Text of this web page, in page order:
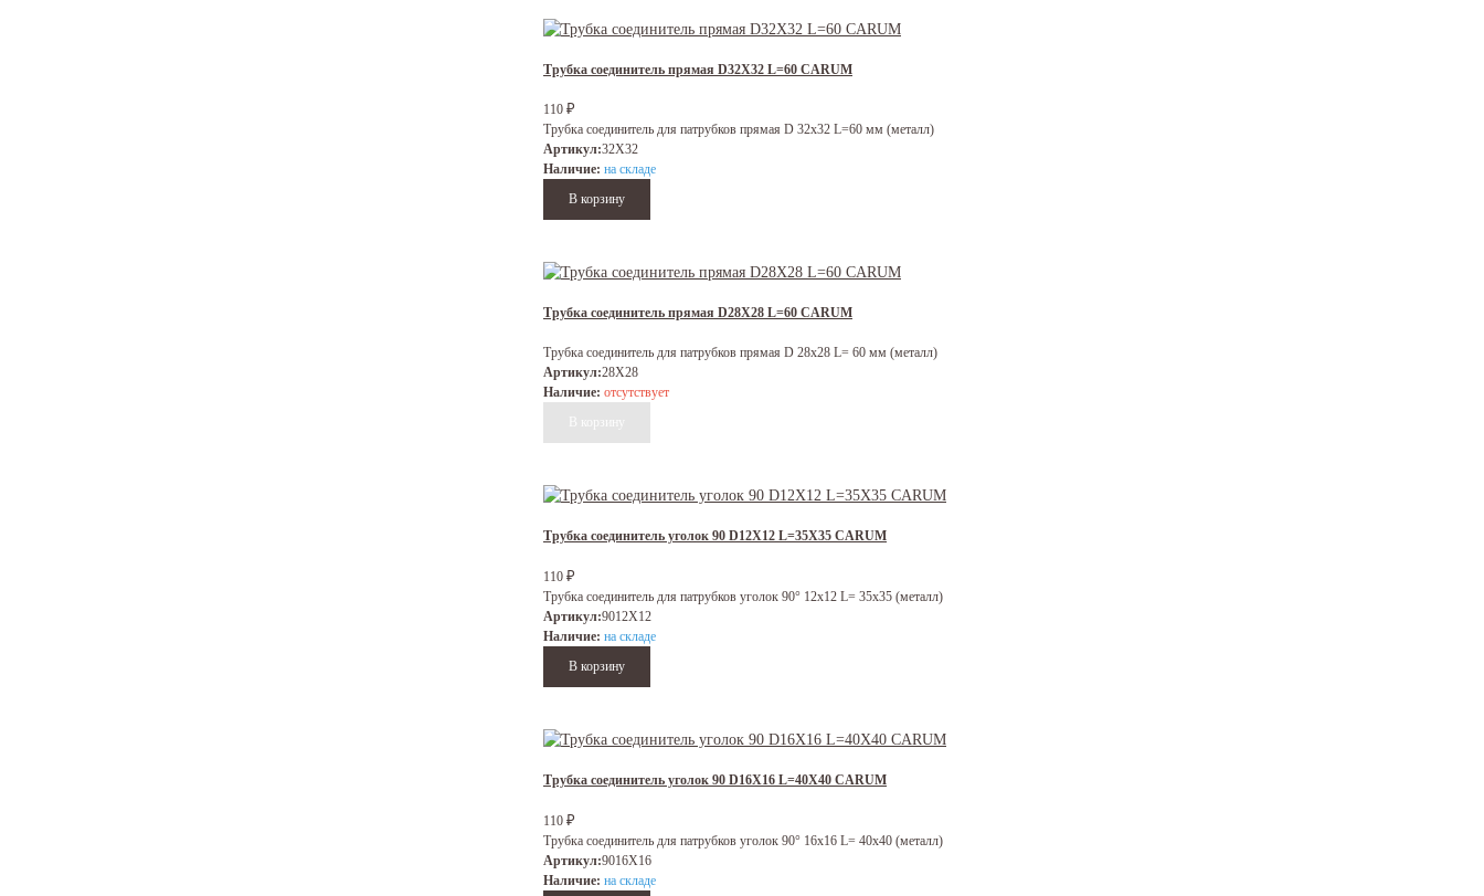
Трубка соединитель прямая D32X32 L=60 CARUM
110 ₽
Трубка соединитель для патрубков прямая D 32х32 L=60 мм (металл)
Артикул:32X32
Наличие: на складе
Трубка соединитель прямая D28X28 L=60 CARUM
Трубка соединитель для патрубков прямая D 28х28 L= 60 мм (металл)
Артикул:28X28
Наличие: отсутствует
Трубка соединитель уголок 90 D12X12 L=35X35 CARUM
110 ₽
Трубка соединитель для патрубков уголок 90° 12x12 L= 35x35 (металл)
Артикул:9012X12
Наличие: на складе
Трубка соединитель уголок 90 D16X16 L=40X40 CARUM
110 ₽
Трубка соединитель для патрубков уголок 90° 16x16 L= 40x40 (металл)
Артикул:9016X16
Наличие: на складе